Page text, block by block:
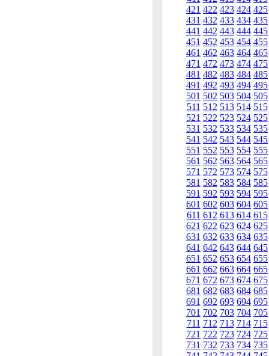
421 422 423 424 425
431 432 433 434 435
441 442 443 444 445
451 452 453 454 455
461 462 463 464 465
471 472 473 474 475
481 482 483 484 485
491 492 493 494 495
501 502 503 504 505
511 512 513 514 515
521 522 523 524 525
531 532 533 534 535
541 542 543 544 545
551 552 553 554 555
561 562 563 564 565
571 572 573 574 575
581 582 583 584 585
591 592 593 594 595
601 602 603 604 605
611 612 613 614 615
621 622 623 624 625
631 632 633 634 635
641 642 643 644 645
651 652 653 654 655
661 662 663 664 665
671 672 673 674 675
681 682 683 684 685
691 692 693 694 695
701 702 703 704 705
711 712 713 714 715
721 722 723 724 725
731 732 733 734 735